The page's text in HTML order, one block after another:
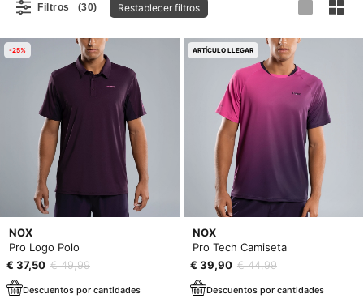
Filtros (30) Restablecer filtros
NOX
Pro Logo Polo
€ 37,50 € 49,99
Descuentos por cantidades
-25%
NOX
Pro Tech Camiseta
€ 39,90 € 44,99
Descuentos por cantidades
ARTÍCULO LLEGAR